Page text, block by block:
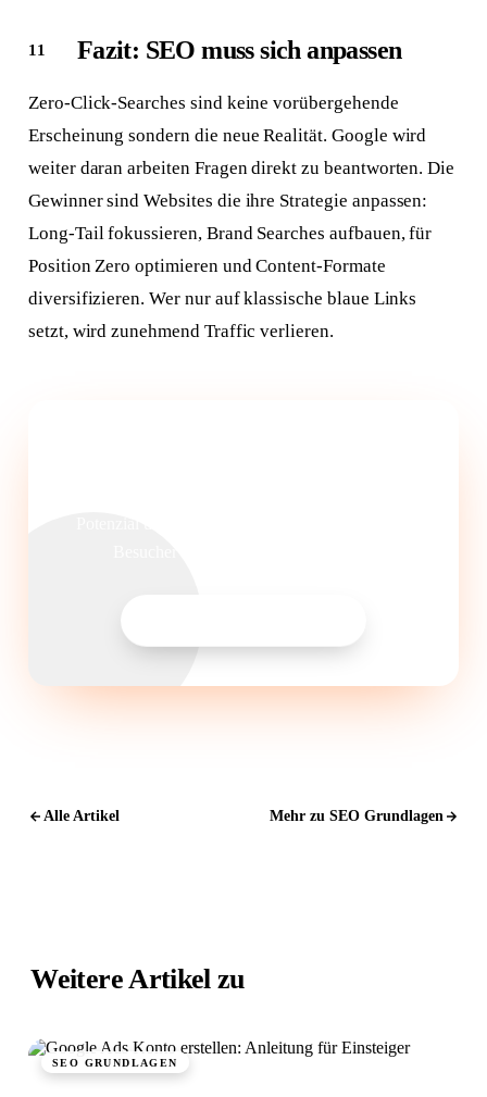
Fazit: SEO muss sich anpassen
Zero-Click-Searches sind keine vorübergehende
Erscheinung sondern die neue Realität. Google wird
weiter daran arbeiten Fragen direkt zu beantworten. Die
Gewinner sind Websites die ihre Strategie anpassen:
Long-Tail fokussieren, Brand Searches aufbauen, für
Position Zero optimieren und Content-Formate
diversifizieren. Wer nur auf klassische blaue Links
setzt, wird zunehmend Traffic verlieren.
Alle Artikel Mehr zu SEO Grundlagen
Weitere Artikel zu
SEO GRUNDLAGEN